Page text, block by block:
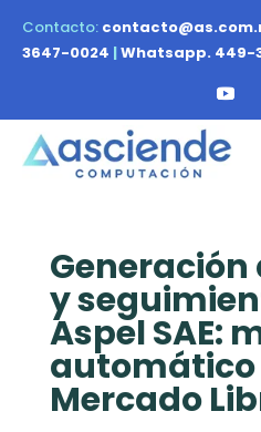
Contacto:
3647-0024 |Whatsapp. 449-
Generación
y
Aspel SAE:
automático
Mercado